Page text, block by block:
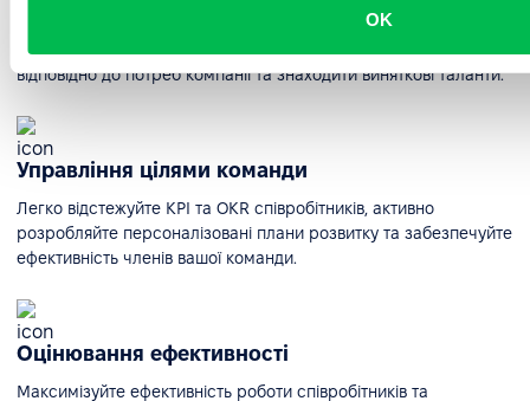
OK
Відкрийте для себе потенціал інтуїтивно зрозумілої системи
пошуку кандидатів, що дозволяє рекрутерам налаштовувати її
відповідно до потреб компанії та знаходити виняткові таланти.
Управління цілями команди
Легко відстежуйте KPI та OKR співробітників, активно
розробляйте персоналізовані плани розвитку та забезпечуйте
ефективність членів вашої команди.
Оцінювання ефективності
Максимізуйте ефективність роботи співробітників та